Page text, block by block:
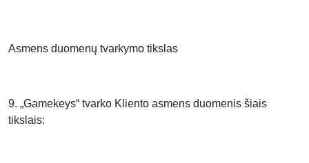
Asmens duomenų tvarkymo tikslas
9. „Gamekeys“ tvarko Kliento asmens duomenis šiais
tikslais: